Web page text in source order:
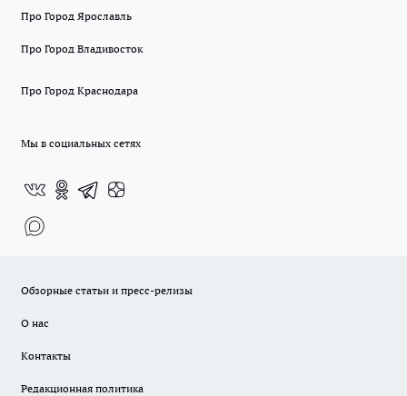
Про Город Ярославль
Про Город Владивосток
Про Город Краснодара
Мы в социальных сетях
Обзорные статьи и пресс-релизы
О нас
Контакты
Редакционная политика